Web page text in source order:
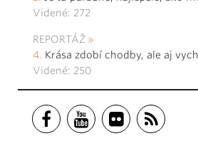
Videné: 272
REPORTÁŽ
Krása zdobí chodby, ale aj
Videné: 250